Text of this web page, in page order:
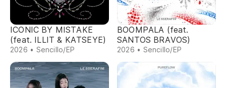
ICONIC BY MISTAKE
(feat. ILLIT & KATSEYE)
2026 • Sencillo/EP
BOOMPALA (feat.
SANTOS BRAVOS)
2026 • Sencillo/EP